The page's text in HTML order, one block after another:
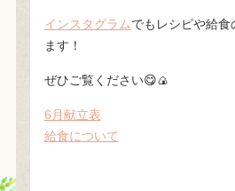
インスタグラムでもレシピや給
ます！
ぜひご覧ください😋🍙
6月献立表
給食について